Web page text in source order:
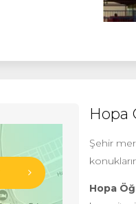
Hopa
Şehir
Hopa